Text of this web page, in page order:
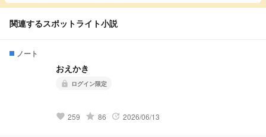
関連するスポットライト小説
ノート
おえかき
lock ログイン限定
favorite 259 grade 86 update 2026/06/13